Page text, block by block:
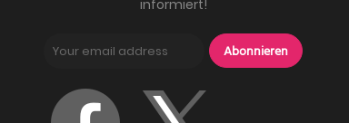
informiert!
Abonnieren